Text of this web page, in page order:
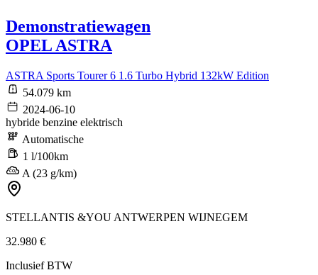
Demonstratiewagen
OPEL ASTRA
ASTRA Sports Tourer 6 1.6 Turbo Hybrid 132kW Edition
54.079 km
2024-06-10
hybride benzine elektrisch
Automatische
1 l/100km
A (23 g/km)
STELLANTIS &YOU ANTWERPEN WIJNEGEM
32.980 €
Inclusief BTW